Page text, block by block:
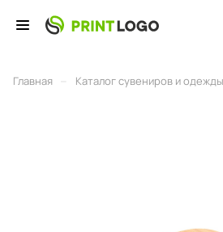
Главная Каталог сувениров и